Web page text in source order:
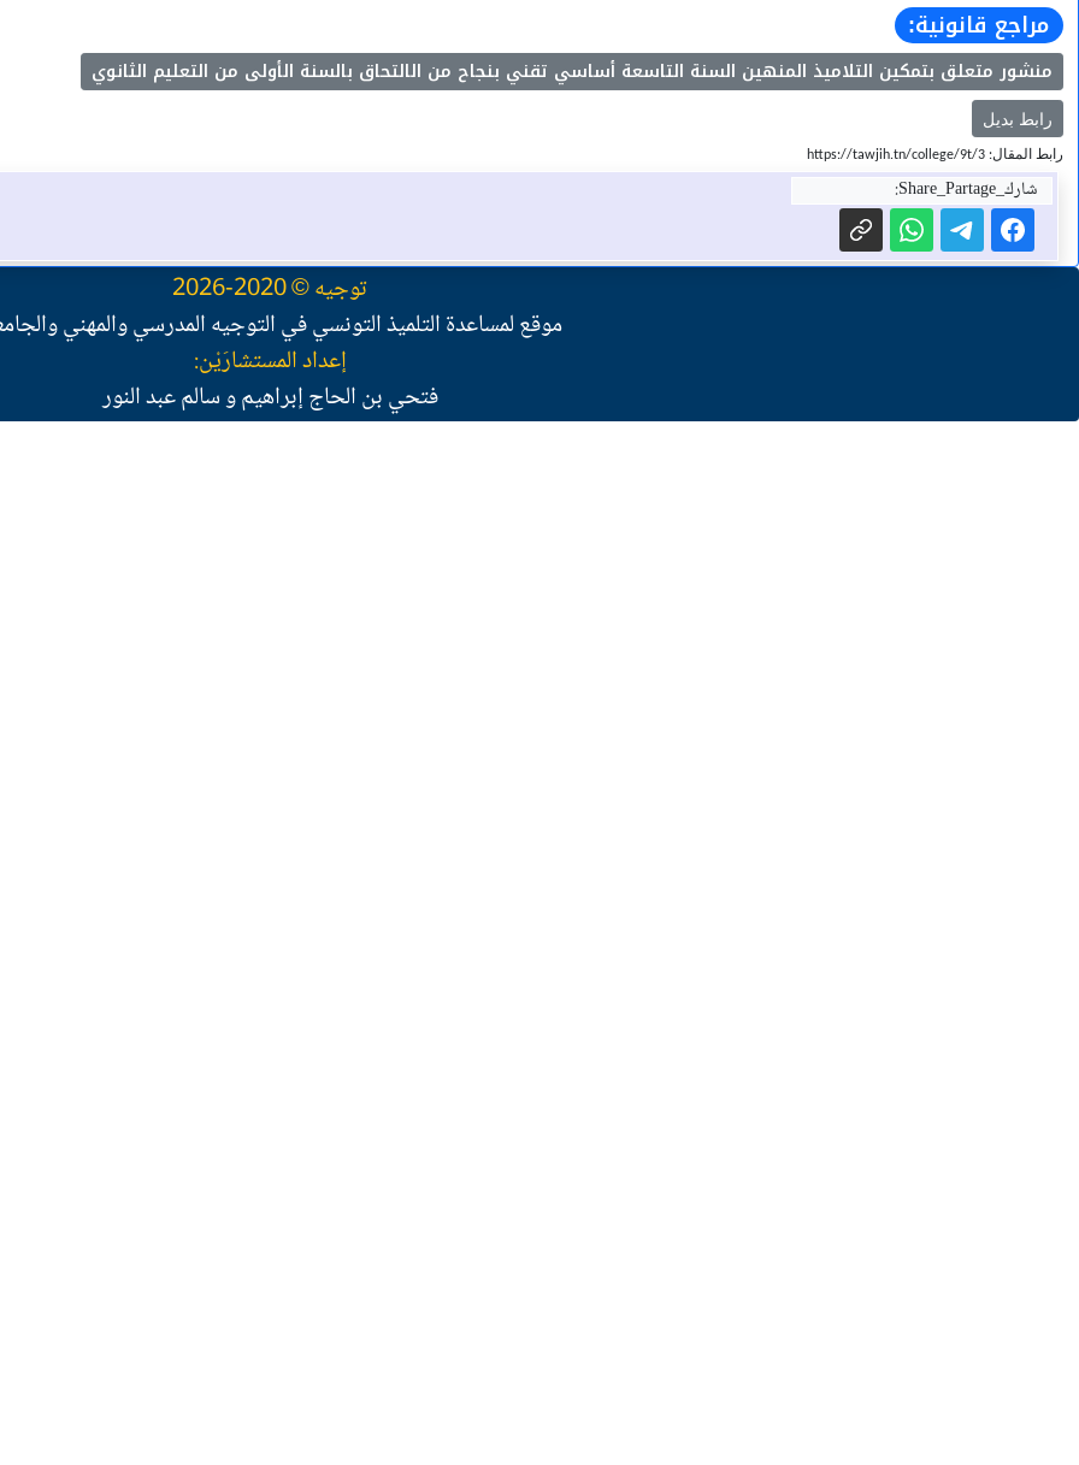
مراجع قانونية:
منشور متعلق بتمكين التلاميذ المنهين السنة التاسعة أساسي تقني بنجاح من الالتحاق بالسنة الأولى من التعليم الثانوي
رابط بديل
رابط المقال: https://tawjih.tn/college/9t/3
شارك_Share_Partage:
توجيه © 2020-2026
موقع لمساعدة التلميذ التونسي في التوجيه المدرسي والمهني
إعداد المستشارَيْن:
فتحي بن الحاج إبراهيم و سالم عبد النور